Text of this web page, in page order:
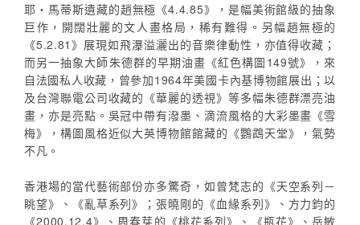
耶‧馬蒂斯遺藏的趙無極《4.4.85》，是幅美術館級的抽象
巨作，開闊壯麗的文人畫格局，稀有難得。另幅趙無極的
《5.2.81》展現如飛瀑溢灑出的音樂律動性，亦值得收藏；
而另一抽象大師朱德群的早期油畫《紅色構圖149號》，來
自法國私人收藏，曾參加1964年美國卡內基博物館展出；以
及台灣聯電公司收藏的《華麗的透視》等多幅朱德群漂亮油
畫，亦是亮點。吳冠中帶有潑墨、滴流風格的大彩墨畫《雪
梅》，構圖風格近似大英博物館館藏的《鸚鵡天堂》，氣勢
不凡。
香港場的當代藝術部份亦多驚奇，如曾梵志的《天空系列－
眺望》、《亂草系列》；張曉剛的《血緣系列》、方力鈞的
《2000.12.4》、周春芽的《桃花系列》、《瓶花》、岳敏